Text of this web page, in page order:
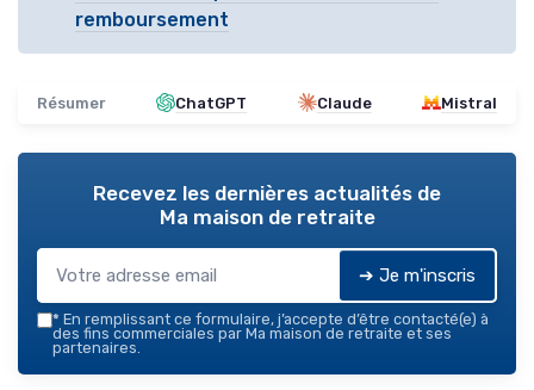
remboursement
Résumer ChatGPT Claude Mistral
Recevez les dernières actualités de
Ma maison de retraite
➔ Je m'inscris
* En remplissant ce formulaire, j’accepte d’être contacté(e) à
des fins commerciales par Ma maison de retraite et ses
partenaires.